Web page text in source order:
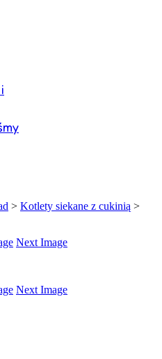
> Kotlety siekane z cukinią >
Next Image
Next Image